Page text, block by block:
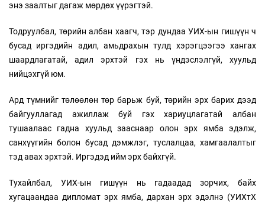
энэ заалтыг дагаж мөрдөх үүрэгтэй.
Тодруулбал, төрийн албан хаагч, тэр дундаа УИХ-ын гишүүн ч
бусад иргэдийн адил, амьдрахын тулд хэрэгцээгээ хангах
шаардлагатай, адил эрхтэй гэх нь үндэслэлгүй, хуульд
нийцэхгүй юм.
Ард түмнийг төлөөлөн төр барьж буй, төрийн эрх барих дээд
байгууллагад ажиллаж буй гэх хариуцлагатай албан
тушаалаас гадна хуульд зааснаар олон эрх ямба эдэлж,
санхүүгийн болон бусад дэмжлэг, туслалцаа, хамгаалалтыг
тэд авах эрхтэй. Иргэдэд ийм эрх байхгүй.
Тухайлбал, УИХ-ын гишүүн нь гадаадад зорчих, байх
хугацаандаа дипломат эрх ямба, дархан эрх эдэлнэ (УИХтХ